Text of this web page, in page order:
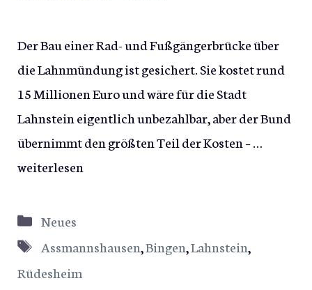
Der Bau einer Rad- und Fußgängerbrücke über
die Lahnmündung ist gesichert. Sie kostet rund
15 Millionen Euro und wäre für die Stadt
Lahnstein eigentlich unbezahlbar, aber der Bund
übernimmt den größten Teil der Kosten – …
weiterlesen
Kategorien
Neues
Schlagwörter
Assmannshausen,Bingen,Lahnstein,
Rüdesheim